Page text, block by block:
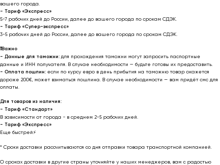
вашего города.
- Тариф «Экспресс»
5-7 рабочих дней до России, далее до вашего города по срокам СДЭК.
- Тариф «Супер-экспресс»
3-5 рабочих дней до России, далее до вашего города по срокам СДЭК.
❗️Важно
- Данные для таможни: для прохождения таможни могут запросить паспортные
данные и ИНН получателя. В случае необходимости — будьте готовы их предоставить.
- Оплата пошлин: если по курсу евро в день прибытия на таможню товар окажется
дороже 200€, может взиматься пошлина. В случае необходимости — вам придёт смс для
оплаты.
Для товаров из наличия:
- Тариф «Стандарт»
В зависимости от города - в среднем 2-5 рабочих дней.
- Тариф «Экспресс»
Еще быстрей⚡
* Cроки доставки рассчитываются со дня отправки товара транспортной компанией.
О сроках доставки в другие страны уточняйте у наших менеджеров, вам с радостью